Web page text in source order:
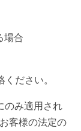
場合
ださい。
のみ適用され
客様の法定の